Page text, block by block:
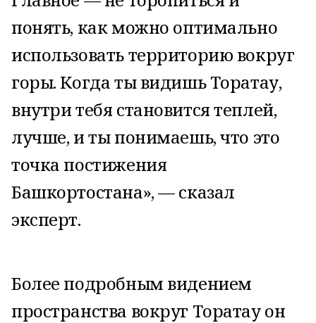
понять, как можно оптимально
использовать территорию вокруг
горы. Когда ты видишь Торатау,
внутри тебя становится теплей,
лучше, и ты понимаешь, что это
точка постижения
Башкортостана», — сказал
эксперт.
Более подробным видением
пространства вокруг Торатау он